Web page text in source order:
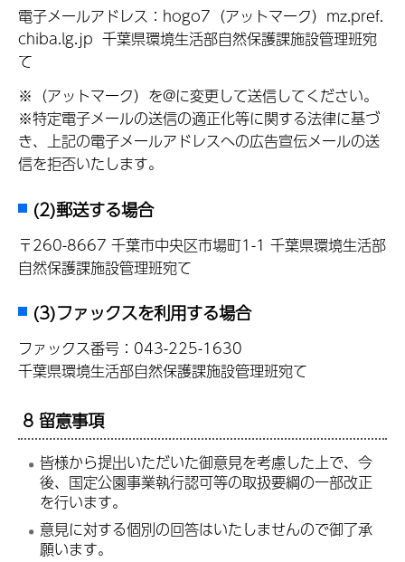
電子メールアドレス：hogo7（アットマーク）mz.pref.
chiba.lg.jp 千葉県環境生活部自然保護課施設管理班宛
て
※（アットマーク）を@に変更して送信してください。
※特定電子メールの送信の適正化等に関する法律に基づ
き、上記の電子メールアドレスへの広告宣伝メールの送
信を拒否いたします。
(2)郵送する場合
〒260-8667 千葉市中央区市場町1-1 千葉県環境生活部
自然保護課施設管理班宛て
(3)ファックスを利用する場合
ファックス番号：043-225-1630
千葉県環境生活部自然保護課施設管理班宛て
8 留意事項
皆様から提出いただいた御意見を考慮した上で、今
後、国定公園事業執行認可等の取扱要綱の一部改正
を行います。
意見に対する個別の回答はいたしませんので御了承
願います。